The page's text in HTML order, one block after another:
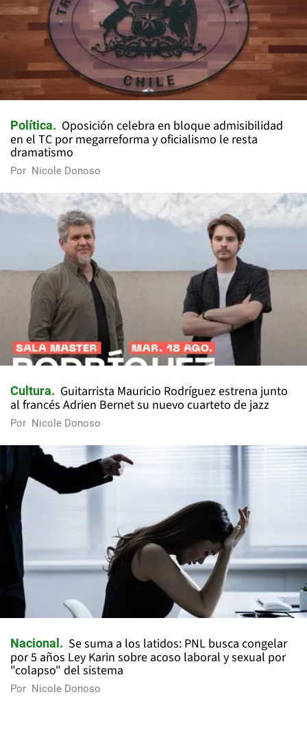
Política
Oposición celebra en bloque admisibilidad
en el TC por megarreforma y oficialismo le resta
dramatismo
Por Nicole Donoso
Cultura
Guitarrista Mauricio Rodríguez estrena junto
al francés Adrien Bernet su nuevo cuarteto de jazz
Por Nicole Donoso
Nacional
Se suma a los latidos: PNL busca congelar
por 5 años Ley Karin sobre acoso laboral y sexual por
"colapso" del sistema
Por Nicole Donoso